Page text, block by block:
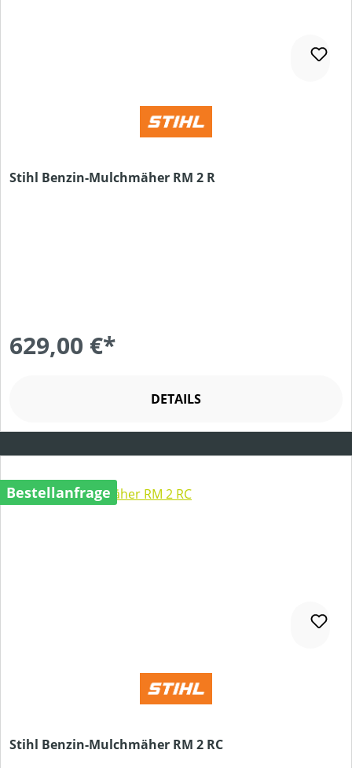
Stihl Benzin-Mulchmäher RM 2 R
629,00 €*
DETAILS
Bestellanfrage
Stihl Benzin-Mulchmäher RM 2 RC